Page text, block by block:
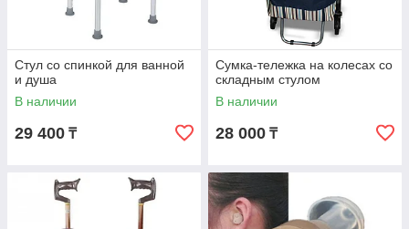
Стул со спинкой для ванной
и душа
В наличии
29 400 ₸
Сумка-тележка на колесах со
складным стулом
В наличии
28 000 ₸